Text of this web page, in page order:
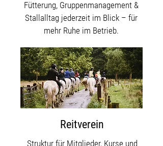
Fütterung, Gruppenmanagement &
Stallalltag jederzeit im Blick – für
mehr Ruhe im Betrieb.
Reitverein
Struktur für Mitglieder, Kurse und